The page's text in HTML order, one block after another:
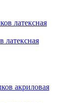
латексная